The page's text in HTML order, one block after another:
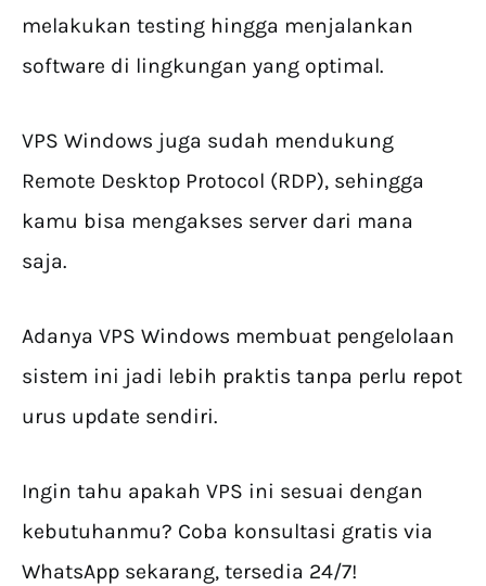
melakukan testing hingga menjalankan
software di lingkungan yang optimal.
VPS Windows juga sudah mendukung
Remote Desktop Protocol (RDP), sehingga
kamu bisa mengakses server dari mana
saja.
Adanya VPS Windows membuat pengelolaan
sistem ini jadi lebih praktis tanpa perlu repot
urus update sendiri.
Ingin tahu apakah VPS ini sesuai dengan
kebutuhanmu? Coba konsultasi gratis via
WhatsApp sekarang, tersedia 24/7!